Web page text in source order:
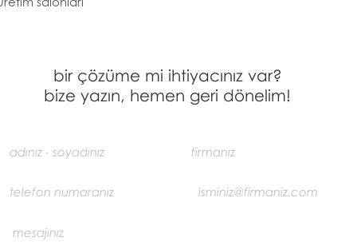
bir çözüme mi ihtiyacınız var?
bize yazın, hemen geri dönelim!